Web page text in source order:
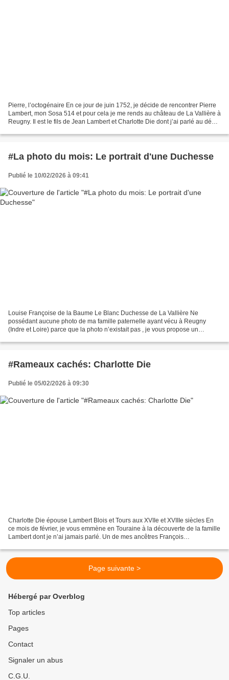
Pierre, l’octogénaire En ce jour de juin 1752, je décide de rencontrer Pierre
Lambert, mon Sosa 514 et pour cela je me rends au château de La Vallière à
Reugny. Il est le fils de Jean Lambert et Charlotte Die dont j’ai parlé au début
#La photo du mois: Le portrait d'une Duchesse
Publié le 10/02/2026 à 09:41
Louise Françoise de la Baume Le Blanc Duchesse de La Vallière Ne
possédant aucune photo de ma famille paternelle ayant vécu à Reugny
(Indre et Loire) parce que la photo n’existait pas , je vous propose un
#Rameaux cachés: Charlotte Die
Publié le 05/02/2026 à 09:30
Charlotte Die épouse Lambert Blois et Tours aux XVIIe et XVIIIe siècles En
ce mois de février, je vous emmène en Touraine à la découverte de la famille
Lambert dont je n’ai jamais parlé. Un de mes ancêtres François
Page suivante >
Hébergé par Overblog
Top articles
Pages
Contact
Signaler un abus
C.G.U.